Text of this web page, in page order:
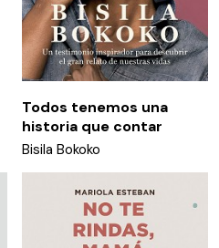
Todos tenemos una
historia que contar
Bisila Bokoko